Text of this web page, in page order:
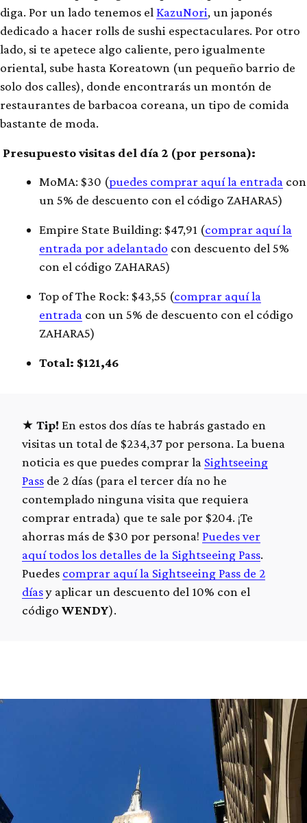
diga. Por un lado tenemos elKazuNori, un japonés
dedicado a hacer rolls de sushi espectaculares. Por otro
lado, si te apetece algo caliente, pero igualmente
oriental, sube hasta Koreatown (un pequeño barrio de
solo dos calles), donde encontrarás un montón de
restaurantes de barbacoa coreana, un tipo de comida
bastante de moda.
Presupuesto visitas del día 2 (por persona):
MoMA: $30 (puedes comprar aquí la entrada con
un 5% de descuento con el código ZAHARA5)
Empire State Building: $47,91 (comprar aquí la
entrada por adelantado con descuento del 5%
con el código ZAHARA5)
Top of The Rock: $43,55 (comprar aquí la
entrada con un 5% de descuento con el código
ZAHARA5)
Total: $121,46
Tip! En estos dos días te habrás gastado en
visitas un total de $234,37 por persona. La buena
noticia es que puedes comprar la Sightseeing
Pass de 2 días (para el tercer día no he
contemplado ninguna visita que requiera
comprar entrada) que te sale por $204. ¡Te
ahorras más de $30 por persona! Puedes ver
aquí todos los detalles de la Sightseeing Pass.
Puedes comprar aquí la Sightseeing Pass de 2
díasy aplicar un descuento del 10% con el
código WENDY).